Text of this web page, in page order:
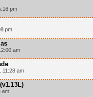
pm
pm
am
11:28 am
am